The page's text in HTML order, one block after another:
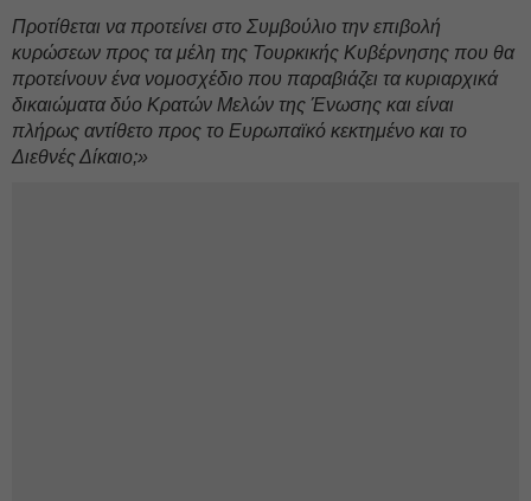
Προτίθεται να προτείνει στο Συμβούλιο την επιβολή
κυρώσεων προς τα μέλη της Τουρκικής Κυβέρνησης που θα
προτείνουν ένα νομοσχέδιο που παραβιάζει τα κυριαρχικά
δικαιώματα δύο Κρατών Μελών της Ένωσης και είναι
πλήρως αντίθετο προς το Ευρωπαϊκό κεκτημένο και το
Διεθνές Δίκαιο;»